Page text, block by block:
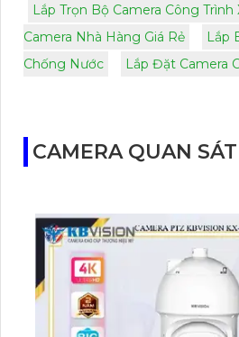
Lắp Trọn Bộ Camera Công Trình
Camera Nhà Hàng Giá Rẻ
Lắp
Chống Nước
Lắp Đặt Camera
CAMERA QUAN